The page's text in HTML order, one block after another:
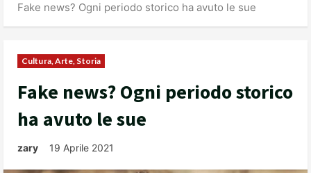
Fake news? Ogni periodo storico ha avuto le sue
Cultura, Arte, Storia
Fake news? Ogni periodo storico
ha avuto le sue
zary 19 Aprile 2021